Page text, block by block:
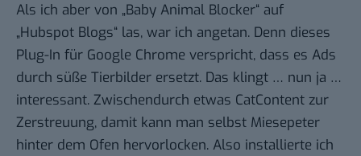
Als ich aber von „Baby Animal Blocker“ auf
„Hubspot Blogs“ las, war ich angetan. Denn dieses
Plug-In für Google Chrome verspricht, dass es Ads
durch süße Tierbilder ersetzt. Das klingt … nun ja …
interessant. Zwischendurch etwas CatContent zur
Zerstreuung, damit kann man selbst Miesepeter
hinter dem Ofen hervorlocken. Also installierte ich